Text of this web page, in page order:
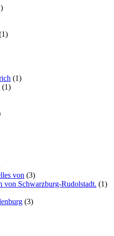
(1)
(1)
von (3)
von Schwarzburg-Rudolstadt. (1)
(3)